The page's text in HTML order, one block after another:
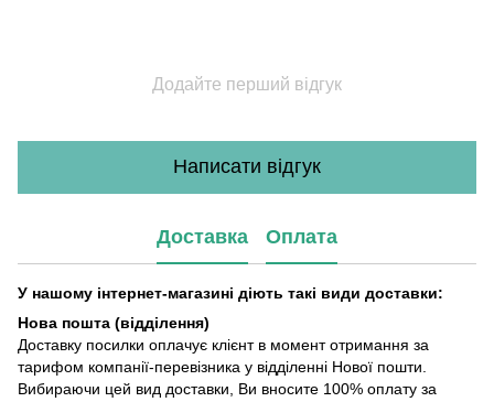
Додайте перший відгук
Написати відгук
Доставка Оплата
У нашому інтернет-магазині діють такі види доставки:
Нова пошта (відділення)
Доставку посилки оплачує клієнт в момент отримання за
тарифом компанії-перевізника у відділенні Нової пошти.
Вибираючи цей вид доставки, Ви вносите 100% оплату за